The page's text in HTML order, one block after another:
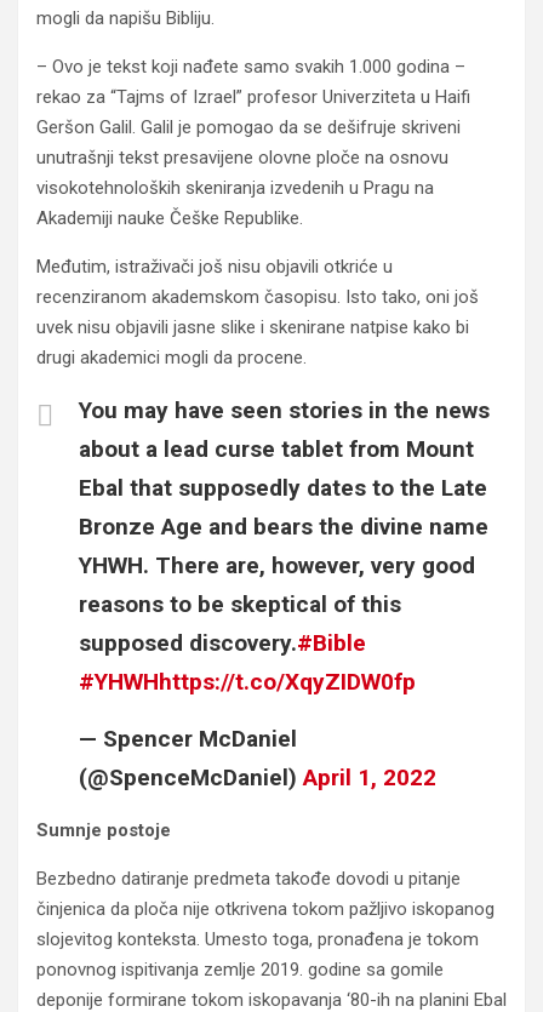
mogli da napišu Bibliju.
– Ovo je tekst koji nađete samo svakih 1.000 godina –
rekao za “Tajms of Izrael” profesor Univerziteta u Haifi
Geršon Galil. Galil je pomogao da se dešifruje skriveni
unutrašnji tekst presavijene olovne ploče na osnovu
visokotehnoloških skeniranja izvedenih u Pragu na
Akademiji nauke Češke Republike.
Međutim, istraživači još nisu objavili otkriće u
recenziranom akademskom časopisu. Isto tako, oni još
uvek nisu objavili jasne slike i skenirane natpise kako bi
drugi akademici mogli da procene.
You may have seen stories in the news
about a lead curse tablet from Mount
Ebal that supposedly dates to the Late
Bronze Age and bears the divine name
YHWH. There are, however, very good
reasons to be skeptical of this
supposed discovery.#Bible
#YHWHhttps://t.co/XqyZIDW0fp
— Spencer McDaniel
(@SpenceMcDaniel)April 1, 2022
Sumnje postoje
Bezbedno datiranje predmeta takođe dovodi u pitanje
činjenica da ploča nije otkrivena tokom pažljivo iskopanog
slojevitog konteksta. Umesto toga, pronađena je tokom
ponovnog ispitivanja zemlje 2019. godine sa gomile
deponije formirane tokom iskopavanja ‘80-ih na planini Ebal